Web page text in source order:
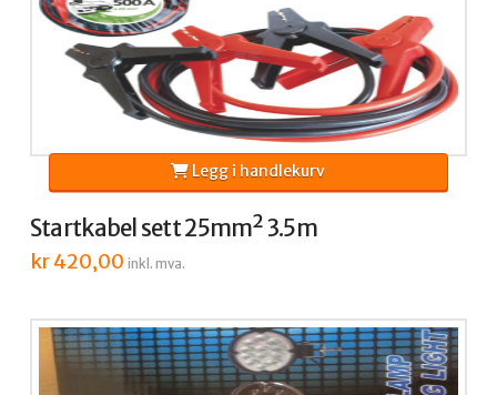
Startkabel sett 25mm² 3.5m
kr420,00 inkl. mva.
Legg i handlekurv